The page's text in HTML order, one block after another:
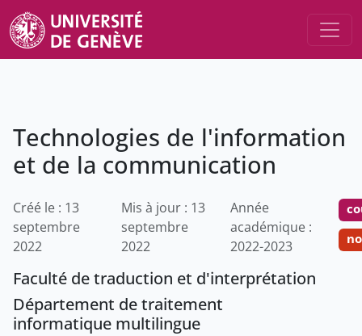
Technologies de l'information
et de la communication
Créé le : 13
septembre
2022
Mis à jour : 13
septembre
2022
Année
académique :
2022-2023
Faculté de traduction et d'interprétation
Département de traitement
informatique multilingue